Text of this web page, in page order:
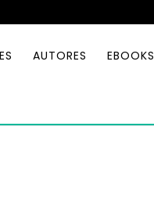
AUTORES EBOOKS